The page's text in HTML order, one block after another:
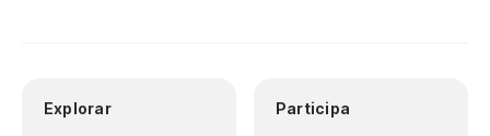
Explorar Participa